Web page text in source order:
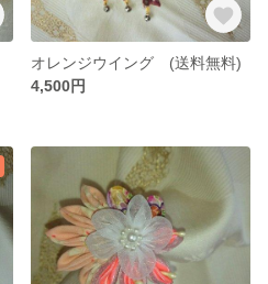
オレンジウイング (送料無料)
4,500円